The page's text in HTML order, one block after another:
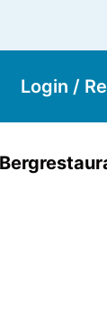
Login /